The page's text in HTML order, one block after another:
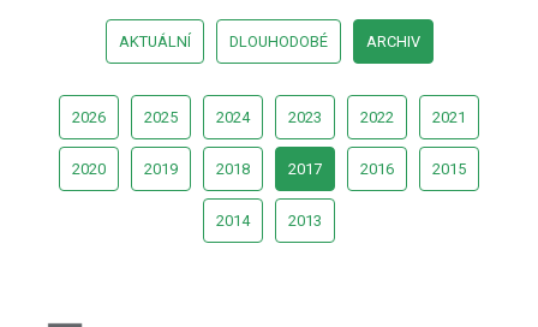
AKTUÁLNÍ DLOUHODOBÉ ARCHIV
2026 2025 2024 2023 2022 2021
2020 2019 2018 2017 2016 2015
2014 2013